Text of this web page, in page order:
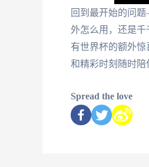
回到最开始的问
外怎么用，还是
有世界杯的额外
和精彩时刻随时陪
Spread the love